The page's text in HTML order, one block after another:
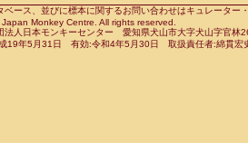
Papio anubis(0)
Papio cynocephalus
Papio hamadryas(0)
Saguinus leucopus(0)
Saguinus midas(0)
Cebidae Saguinus mystax(0)
ベース、並びに標本に関するお問い合わせはキュレータ
Monkey Centre. All rights reserved.
法人日本モンキーセンター 愛知県犬山市大字犬山字官
19年5月31日 有効:令和4年5月30日 取扱責任者:綿貫宏